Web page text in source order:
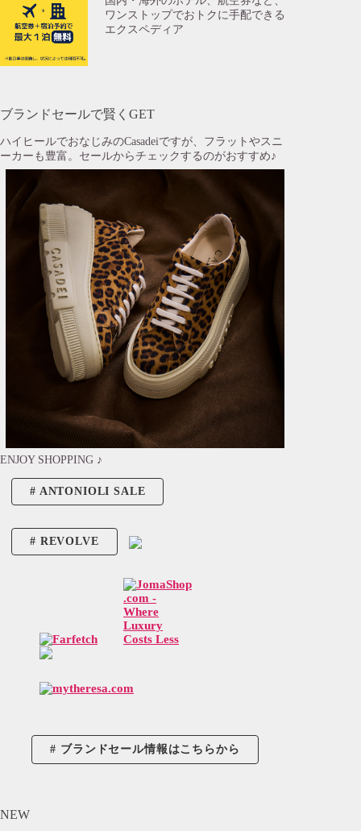
ワンストップでおトクに手配できる
エクスペディア
ブランドセールで賢くGET
ハイヒールでおなじみのCasadeiですが、フラットやスニ
ーカーも豊富。セールからチェックするのがおすすめ♪
ENJOY SHOPPING ♪
ANTONIOLI SALE
REVOLVE
ブランドセール情報はこちらから
NEW